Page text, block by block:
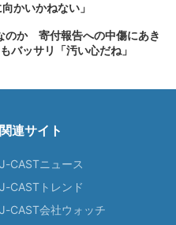
かいかねない」
のか 寄付報告への中傷にあき
バッサリ「汚い心だね」
関連サイト
J-CASTニュース
J-CASTトレンド
J-CAST会社ウォッチ